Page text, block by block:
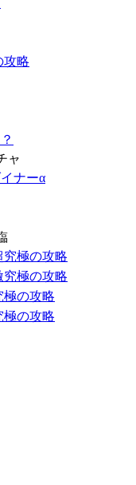
攻略
ャ
ナーα
究極の攻略
究極の攻略
極の攻略
極の攻略